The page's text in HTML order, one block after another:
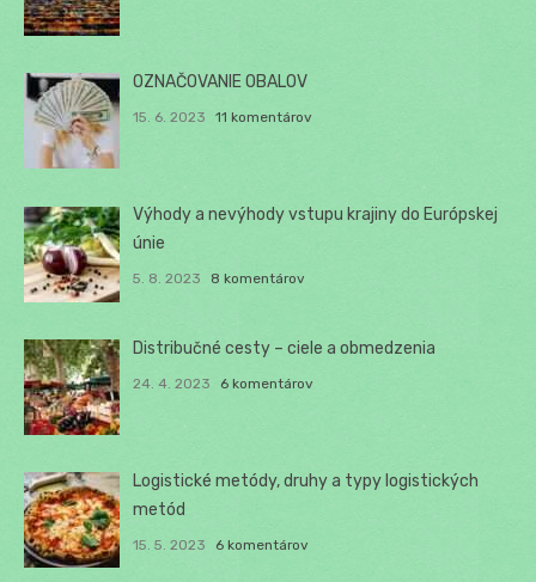
OZNAČOVANIE OBALOV
15. 6. 2023 11 komentárov
Výhody a nevýhody vstupu krajiny do Európskej
únie
5. 8. 2023 8 komentárov
Distribučné cesty – ciele a obmedzenia
24. 4. 2023 6 komentárov
Logistické metódy, druhy a typy logistických
metód
15. 5. 2023 6 komentárov